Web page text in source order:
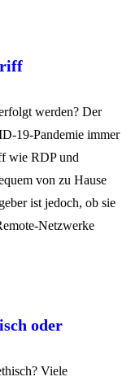
werden? Der
19-Pandemie immer
wie RDP und
von zu Hause
ist jedoch, ob sie
Netzwerke
oder
Viele